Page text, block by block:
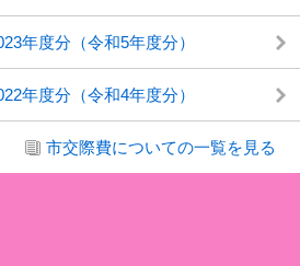
年度分（令和5年度分）
年度分（令和4年度分）
市交際費についての一覧を見る